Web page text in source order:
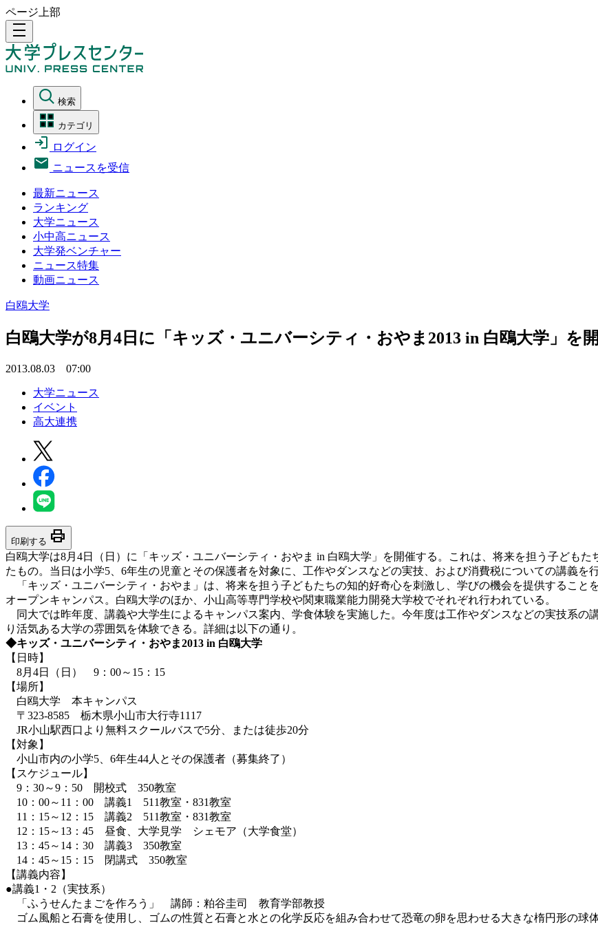
ページ上部
density_medium
検索
カテゴリ
ログイン
ニュースを受信
最新ニュース
ランキング
大学ニュース
小中高ニュース
大学発ベンチャー
ニュース特集
動画ニュース
白鴎大学
白鴎大学が8月4日に「キッズ・ユニバーシティ・おやま2013 in 白鴎大学」
2013.08.03 07:00
大学ニュース
イベント
高大連携
印刷する print
白鴎大学は8月4日（日）に「キッズ・ユニバーシティ・おやま in 白鴎大学」を開催する。これは、将来を担う子ども
たもの。当日は小学5、6年生の児童とその保護者を対象に、工作やダンスなどの実技、および消費税についての講義を
「キッズ・ユニバーシティ・おやま」は、将来を担う子どもたちの知的好奇心を刺激し、学びの機会を提供すること
オープンキャンパス。白鴎大学のほか、小山高等専門学校や関東職業能力開発大学校でそれぞれ行われている。
同大では昨年度、講義や大学生によるキャンパス案内、学食体験を実施した。今年度は工作やダンスなどの実技系の
り活気ある大学の雰囲気を体験できる。詳細は以下の通り。
◆キッズ・ユニバーシティ・おやま2013 in 白鴎大学
【日時】
8月4日（日） 9：00～15：15
【場所】
白鴎大学 本キャンパス
〒323-8585 栃木県小山市大行寺1117
JR小山駅西口より無料スクールバスで5分、または徒歩20分
【対象】
小山市内の小学5、6年生44人とその保護者（募集終了）
【スケジュール】
9：30～9：50 開校式 350教室
10：00～11：00 講義1 511教室・831教室
11：15～12：15 講義2 511教室・831教室
12：15～13：45 昼食、大学見学 シェモア（大学食堂）
13：45～14：30 講義3 350教室
14：45～15：15 閉講式 350教室
【講義内容】
●講義1・2（実技系）
「ふうせんたまごを作ろう」 講師：粕谷圭司 教育学部教授
ゴム風船と石膏を使用し、ゴムの性質と石膏と水との化学反応を組み合わせて恐竜の卵を思わせる大きな楕円形の球体